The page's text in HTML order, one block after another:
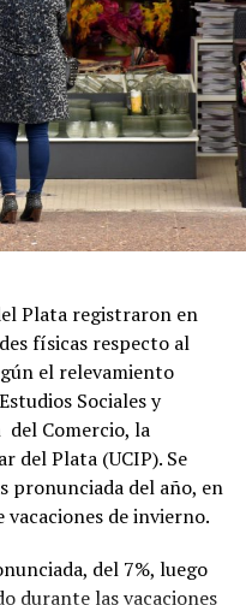
Plata registraron en
físicas respecto al
el relevamiento
Sociales y
del Comercio, la
del Plata (UCIP). Se
pronunciada del año, en
vacaciones de invierno.
del 7%, luego
durante las vacaciones